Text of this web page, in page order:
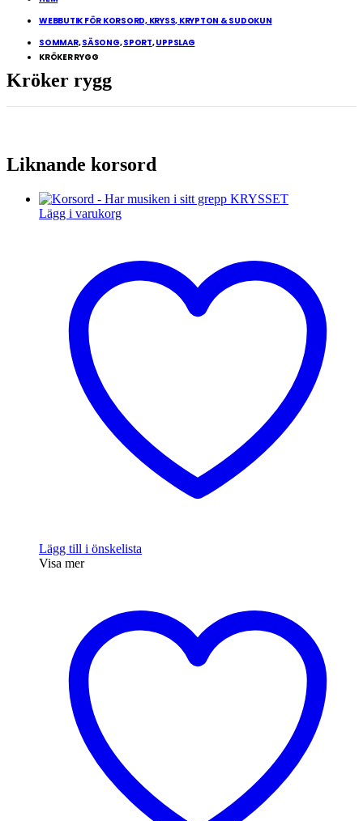
WEBBUTIK FÖR KORSORD, KRYSS, KRYPTON & SUDOKUN
SOMMAR,SÄSONG,SPORT,UPPSLAG
KRÖKER RYGG
Kröker rygg
Liknande korsord
Lägg i varukorg
Lägg till i önskelista
Visa mer